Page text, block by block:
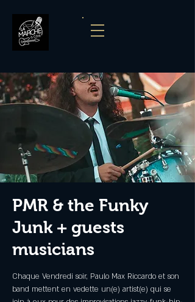
PMR & the Funky
Junk + guests
musicians
Chaque Vendredi soir, Paulo Max Riccardo et son
band mettent en vedette un(e) artist(e) qui se